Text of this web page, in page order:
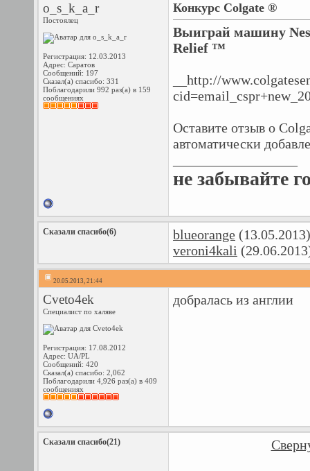
o_s_k_a_r
Постоялец
Регистрация: 12.03.2013
Адрес: Саратов
Сообщений: 197
Сказал(а) спасибо: 331
Поблагодарили 992 раз(а) в 159
сообщениях
Конкурс Colgate ®
Выиграй машину
Relief ™
__http://
Оставите отзыв о
автоматически
не забывайте
Сказали спасибо(6) blueorange
veroni4kali
20.05.2013, 21:44
Cveto4ek
Специалист по халяве
Регистрация: 17.08.2012
Адрес: UA/PL
Сообщений: 420
Сказал(а) спасибо: 2,062
Поблагодарили 4,926 раз(а) в 409
сообщениях
добралась из англии
Сказали спасибо(21)